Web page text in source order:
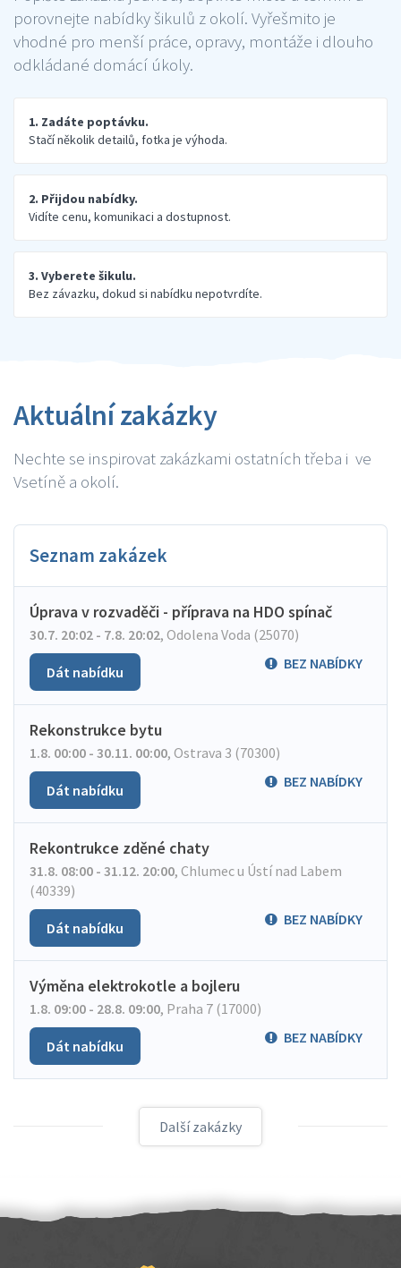
porovnejte nabídky šikulů z okolí. Vyřešmito je
vhodné pro menší práce, opravy, montáže i dlouho
odkládané domácí úkoly.
1. Zadáte poptávku.
Stačí několik detailů, fotka je výhoda.
2. Přijdou nabídky.
Vidíte cenu, komunikaci a dostupnost.
3. Vyberete šikulu.
Bez závazku, dokud si nabídku nepotvrdíte.
Aktuální zakázky
Nechte se inspirovat zakázkami ostatních třeba i ve
Vsetíně a okolí.
Seznam zakázek
Úprava v rozvaděči - příprava na HDO spínač
30.7. 20:02 - 7.8. 20:02, Odolena Voda (25070)
BEZ NABÍDKY
Dát nabídku
Rekonstrukce bytu
1.8. 00:00 - 30.11. 00:00, Ostrava 3 (70300)
BEZ NABÍDKY
Dát nabídku
Rekontrukce zděné chaty
31.8. 08:00 - 31.12. 20:00, Chlumec u Ústí nad Labem
(40339)
BEZ NABÍDKY
Dát nabídku
Výměna elektrokotle a bojleru
1.8. 09:00 - 28.8. 09:00, Praha 7 (17000)
BEZ NABÍDKY
Dát nabídku
Další zakázky